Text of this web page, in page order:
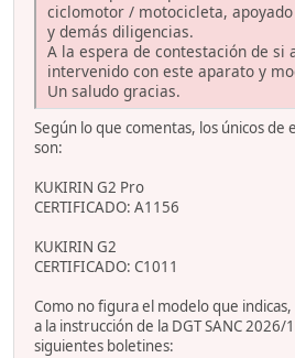
ciclomotor / motocicleta,
y demás diligencias.
A la espera de contestación de si
intervenido con este aparato y
Un saludo gracias.
Según lo que comentas, los únicos de
son:
KUKIRIN G2 Pro
CERTIFICADO: A1156
KUKIRIN G2
CERTIFICADO: C1011
Como no figura el modelo que
a la instrucción de la DGT SANC
siguientes boletines: